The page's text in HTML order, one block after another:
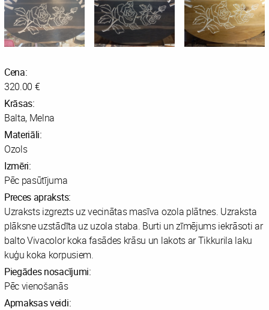
Cena:
320.00 €
Krāsas:
Balta, Melna
Materiāli:
Ozols
Izmēri:
Pēc pasūtījuma
Preces apraksts:
Uzraksts izgrezts uz vecinātas masīva ozola plātnes. Uzraksta
plāksne uzstādīta uz uzola staba. Burti un zīmējums iekrāsoti ar
balto Vivacolor koka fasādes krāsu un lakots ar Tikkurila laku
kuģu koka korpusiem.
Piegādes nosacījumi:
Pēc vienošanās
Apmaksas veidi: